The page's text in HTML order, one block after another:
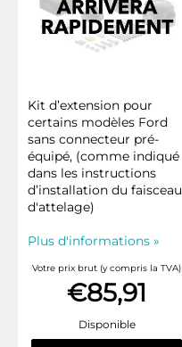
Kit d’extension pour
certains modèles Ford
sans connecteur pré-
équipé, (comme indiqué
dans les instructions
d’installation du faisceau
d'attelage)
Plus d'informations »
Votre prix brut (y compris la TVA)
€85,91
Disponible